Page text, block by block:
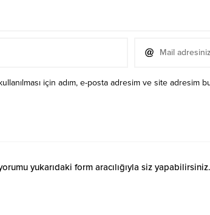
için adım, e-posta adresim ve site adresim
yukarıdaki form aracılığıyla siz yapabilirsiniz.